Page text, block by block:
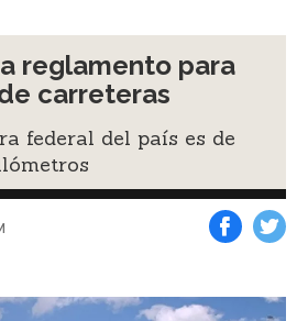
reglamento para
carreteras
federal del país es de